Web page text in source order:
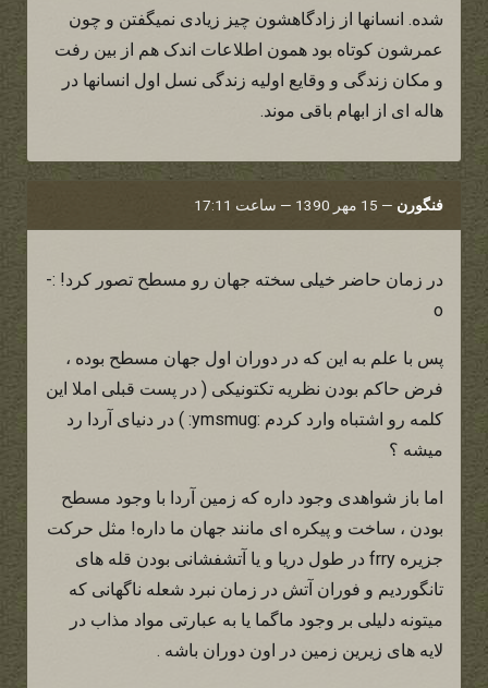
شده. انسانها از زادگاهشون چیز زیادی نمیگفتن و چون
عمرشون کوتاه بود همون اطلاعات اندک هم از بین رفت
و مکان زندگی و وقایع اولیه زندگی نسل اول انسانها در
هاله ای از ابهام باقی موند.
فنگورن — 15 مهر 1390 — ساعت 17:11
در زمان حاضر خیلی سخته جهان رو مسطح تصور کرد! :-
o
پس با علم به این که در دوران اول جهان مسطح بوده ،
فرض حاکم بودن نظریه تکتونیکی ( در پست قبلی املا این
کلمه رو اشتباه وارد کردم :ymsmug: ) در دنیای آردا رد
میشه ؟
اما باز شواهدی وجود داره که زمین آردا با وجود مسطح
بودن ، ساخت و پیکره ای مانند جهان ما داره! مثل حرکت
جزیره frry در طول دریا و یا آتشفشانی بودن قله های
تانگوردیم و فوران آتش در زمان نبرد شعله ناگهانی که
میتونه دلیلی بر وجود ماگما یا به عبارتی مواد مذاب در
لایه های زیرین زمین در اون دوران باشه .